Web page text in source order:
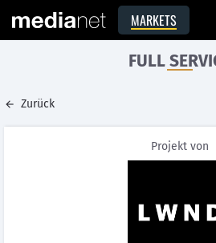
MARKETS
FULL
Zurück
Projekt von